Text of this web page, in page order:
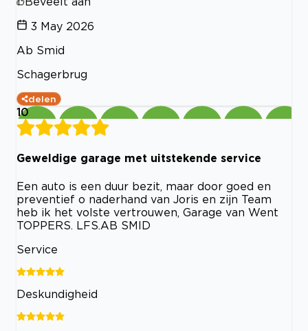
3 May 2026
Ab Smid
Schagerbrug
delen
10
Geweldige garage met uitstekende service
Een auto is een duur bezit, maar door goed en
preventief o naderhand van Joris en zijn Team
heb ik het volste vertrouwen, Garage van Went
TOPPERS. LFS.AB SMID
Service
Deskundigheid